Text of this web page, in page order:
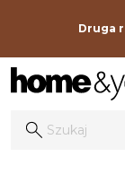
Druga